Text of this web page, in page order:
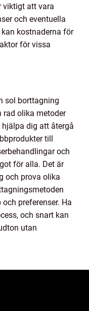
viktigt att vara
och eventuella
kostnaderna för
för vissa
sol borttagning
rad olika metoder
dig att återgå
till
och
för alla. Det är
och prova olika
preferenser. Ha
och snart kan
utan